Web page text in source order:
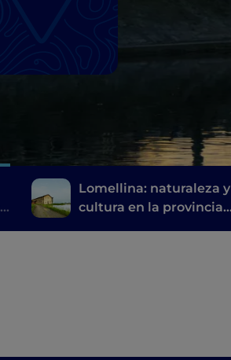
Lomellina: naturaleza y
cultura en la provincia